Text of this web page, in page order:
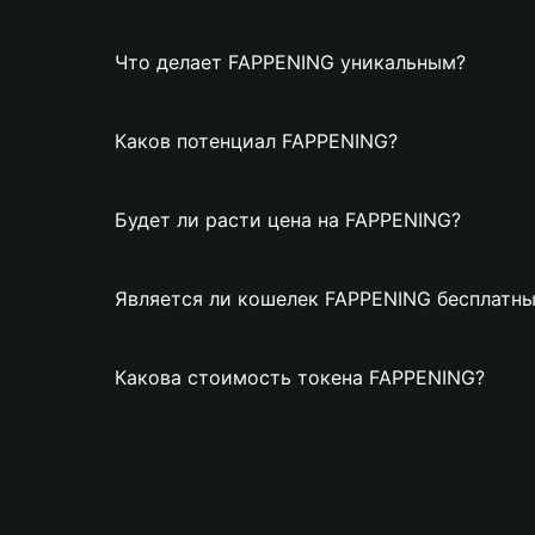
Что делает FAPPENING уникальным?
Каков потенциал FAPPENING?
Будет ли расти цена на FAPPENING?
Является ли кошелек FAPPENING
Какова стоимость токена FAPPENING?